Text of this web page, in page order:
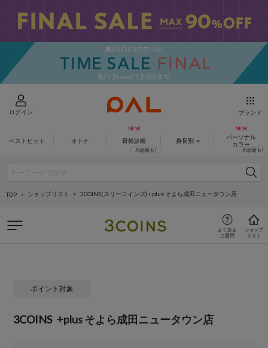
ログイン ブランド
ベストヒット オトナ 骨格診断 身長別
パーソナル
カラー
TOP ショップリスト 3COINS(スリーコインズ) +plus そよら成田ニュータウン店
ポイント対象
3COINS +plus そよら成田ニュータウン店